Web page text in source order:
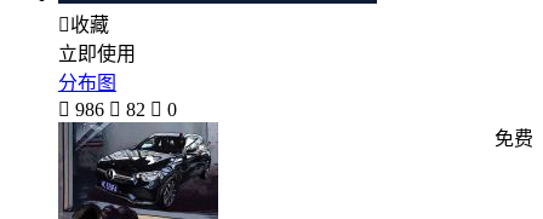
收藏
立即使用
分布图
 986  82  0
免费